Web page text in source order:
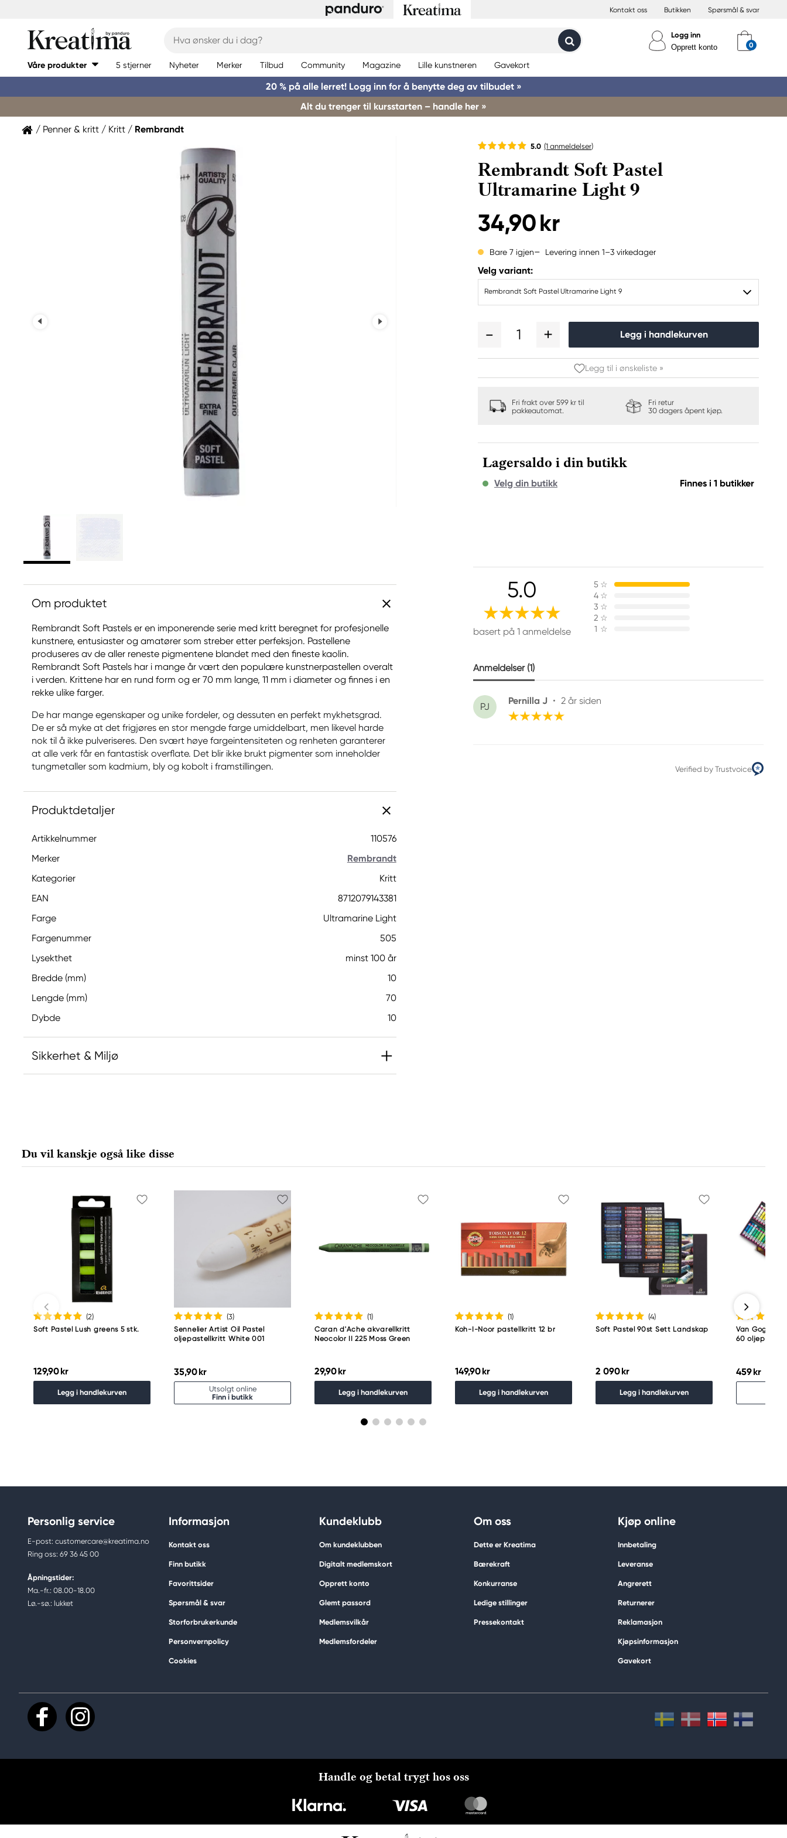
Kontakt oss Butikken Spørsmål & svar
Logg inn
Opprett konto
Våre produkter 5 stjerner Nyheter Merker Tilbud Community Magazine Lille kunstneren Gavekort
20 % på alle lerret! Logg inn for å benytte deg av tilbudet »
Alt du trenger til kursstarten – handle her »
Penner & kritt Kritt Rembrandt
5.0 (1 anmeldelser)
Rembrandt Soft Pastel
Ultramarine Light 9
34,90 kr
Bare 7 igjen Levering innen 1–3 virkedager
Velg variant:
Rembrandt Soft Pastel Ultramarine Light 9
1 Legg i handlekurven
Legg til i ønskeliste »
Fri frakt over 599 kr til
pakkeautomat.
Fri retur
30 dagers åpent kjøp.
Lagersaldo i din butikk
Velg din butikk Finnes i 1 butikker
Om produktet
Rembrandt Soft Pastels er en imponerende serie med kritt beregnet for profesjonelle
kunstnere, entusiaster og amatører som streber etter perfeksjon. Pastellene
produseres av de aller reneste pigmentene blandet med den fineste kaolin.
Rembrandt Soft Pastels har i mange år vært den populære kunstnerpastellen overalt
i verden. Krittene har en rund form og er 70 mm lange, 11 mm i diameter og finnes i en
rekke ulike farger.
De har mange egenskaper og unike fordeler, og dessuten en perfekt mykhetsgrad.
De er så myke at det frigjøres en stor mengde farge umiddelbart, men likevel harde
nok til å ikke pulveriseres. Den svært høye fargeintensiteten og renheten garanterer
at alle verk får en fantastisk overflate. Det blir ikke brukt pigmenter som inneholder
tungmetaller som kadmium, bly og kobolt i framstillingen.
Produktdetaljer
Artikkelnummer
110576
Merker
Rembrandt
Kategorier
Kritt
EAN
8712079143381
Farge
Ultramarine Light
Fargenummer
505
Lysekthet
minst 100 år
Bredde (mm)
10
Lengde (mm)
70
Dybde
10
Sikkerhet & Miljø
7311 PD Apeldoorn, Netherlands
info@royaltalens.com
5.0
basert på 1 anmeldelse
5 ☆
4 ☆
3 ☆
2 ☆
1 ☆
Anmeldelser (1)
PJ
Pernilla J • 2 år siden
Verified by Trustvoice
Du vil kanskje også like disse
(2)
Soft Pastel Lush greens 5 stk.
129,90 kr
Legg i handlekurven
(3)
Sennelier Artist Oil Pastel
oljepastellkritt White 001
35,90 kr
Utsolgt online
Finn i butikk
(1)
Caran d'Ache akvarellkritt
Neocolor II 225 Moss Green
29,90 kr
Legg i handlekurven
(1)
Koh-I-Noor pastellkritt 12 br
149,90 kr
Legg i handlekurven
(4)
Soft Pastel 90st Sett Landskap
2 090 kr
Legg i handlekurven
Van Gogh Oil
60
459 kr
Personlig service
E-post: customercare@kreatima.no
Ring oss: 69 36 45 00
Åpningstider:
Ma.-fr.: 08.00-18.00
Lø.-sø.: lukket
Informasjon
Kontakt oss
Finn butikk
Favorittsider
Spørsmål & svar
Storforbrukerkunde
Personvernpolicy
Cookies
Kundeklubb
Om kundeklubben
Digitalt medlemskort
Opprett konto
Glemt passord
Medlemsvilkår
Medlemsfordeler
Om oss
Dette er Kreatima
Bærekraft
Konkurranse
Ledige stillinger
Pressekontakt
Kjøp online
Innbetaling
Leveranse
Angrerett
Returnerer
Reklamasjon
Kjøpsinformasjon
Gavekort
Handle og betal trygt hos oss